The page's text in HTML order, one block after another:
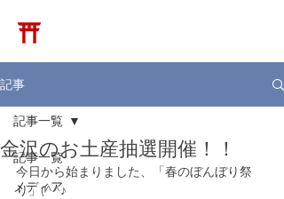
記事
記事一覧
メディア
記事一覧
金沢のお土産抽選開催！！
今日から始まりました、「春のぼんぼり祭
り」(^^♪